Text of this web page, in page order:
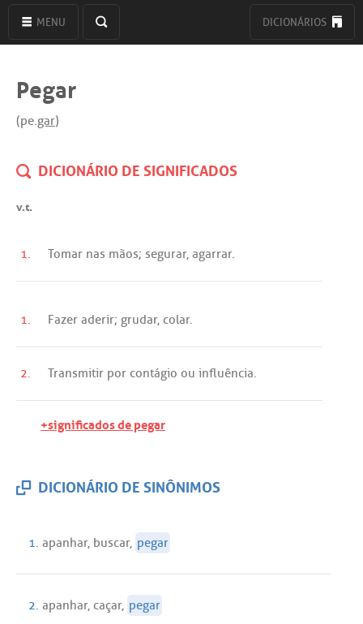
MENU DICIONÁRIOS
Pegar
(pe.gar)
DICIONÁRIO DE SIGNIFICADOS
v.t.
1. Tomar nas mãos; segurar, agarrar.
1. Fazer aderir; grudar, colar.
2. Transmitir por contágio ou influência.
+significados de pegar
DICIONÁRIO DE SINÔNIMOS
1. apanhar, buscar, pegar
2. apanhar, caçar, pegar